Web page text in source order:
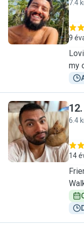
R
7.4
9
my
C
12.
6.4
14